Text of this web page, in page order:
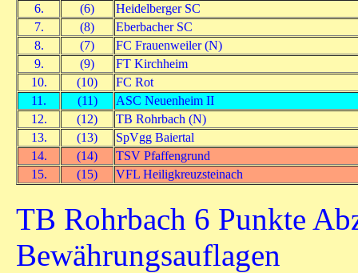
6.
(6)
Heidelberger SC
7.
(8)
Eberbacher SC
8.
(7)
FC Frauenweiler (N)
9.
(9)
FT Kirchheim
10.
(10)
FC Rot
11.
(11)
ASC Neuenheim II
12.
(12)
TB Rohrbach (N)
13.
(13)
SpVgg Baiertal
14.
(14)
TSV Pfaffengrund
15.
(15) VFL Heiligkreuzsteinach
TB Rohrbach 6 Punkte
Bewährungsauflagen